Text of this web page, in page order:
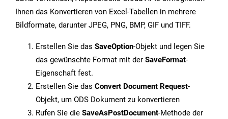
Ihnen das Konvertieren von Excel-Tabellen in mehrere
Bildformate, darunter JPEG, PNG, BMP, GIF und TIFF.
Erstellen Sie das SaveOption-Objekt und legen Sie
das gewünschte Format mit der SaveFormat-
Eigenschaft fest.
Erstellen Sie das Convert Document Request-
Objekt, um ODS Dokument zu konvertieren
Rufen Sie die SaveAsPostDocument-Methode der